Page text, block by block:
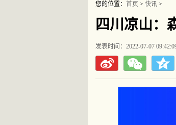
您的位置： 首页 > 快讯 >
四川凉山：
发表时间：2022-07-07